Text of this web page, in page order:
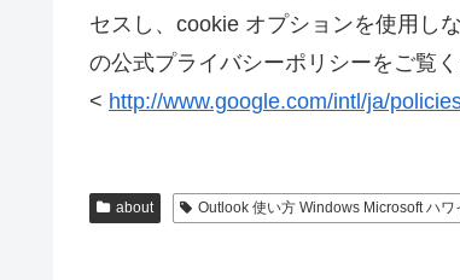
セスし、cookie オプションを使用し
の公式プライバシーポリシーをご覧く
< http://www.google.com/intl/ja/
about Outlook 使い方 Windows Microsoft ハ